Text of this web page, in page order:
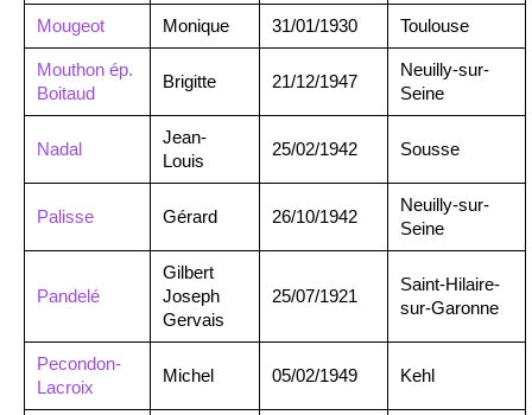
Mougeot Monique 31/01/1930 Toulouse
Mouthon ép.
Boitaud
Brigitte 21/12/1947
Neuilly-sur-
Seine
Nadal
Jean-
Louis
25/02/1942 Sousse
Palisse Gérard 26/10/1942
Neuilly-sur-
Seine
Pandelé
Gilbert
Joseph
Gervais
25/07/1921
Saint-Hilaire-
sur-Garonne
Pecondon-
Lacroix
Michel 05/02/1949 Kehl